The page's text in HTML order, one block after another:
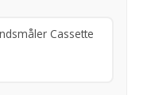
Cassette